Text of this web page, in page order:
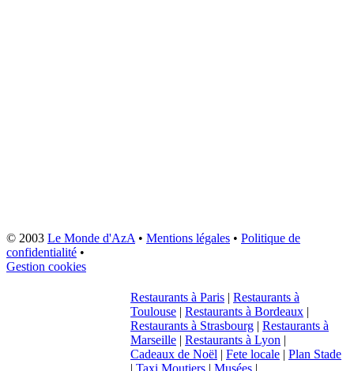
© 2003 Le Monde d'AzA• Mentions légales • Politique de
confidentialité •
Gestion cookies
Restaurants à Paris | Restaurants à
Toulouse | Restaurants à Bordeaux |
Restaurants à Strasbourg | Restaurants à
Marseille | Restaurants à Lyon |
Cadeaux de Noël | Fete locale | Plan Stade